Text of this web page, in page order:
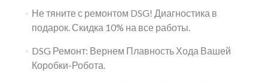
Не тяните с ремонтом DSG! Диагностика в
подарок. Скидка 10% на все работы.
DSG Ремонт: Вернем Плавность Хода Вашей
Коробки-Робота.